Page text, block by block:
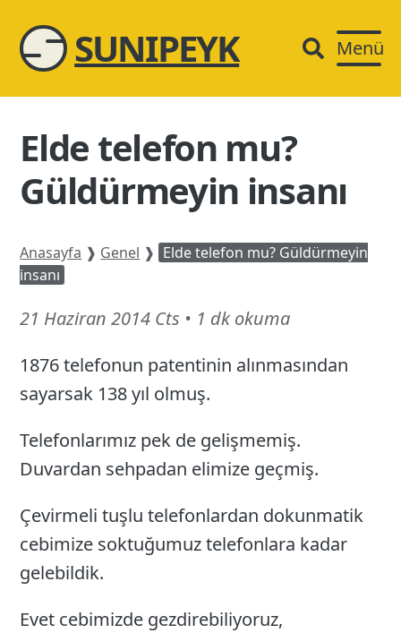
SUNIPEYK Menü
Elde telefon mu?
Güldürmeyin insanı
Anasayfa ❱ Genel ❱ Elde telefon mu? Güldürmeyin
insanı
21 Haziran 2014 Cts 15
26
• 1 dk okuma
1876 telefonun patentinin alınmasından
sayarsak 138 yıl olmuş.
Telefonlarımız pek de gelişmemiş.
Duvardan sehpadan elimize geçmiş.
Çevirmeli tuşlu telefonlardan dokunmatik
cebimize soktuğumuz telefonlara kadar
gelebildik.
Evet cebimizde gezdirebiliyoruz,